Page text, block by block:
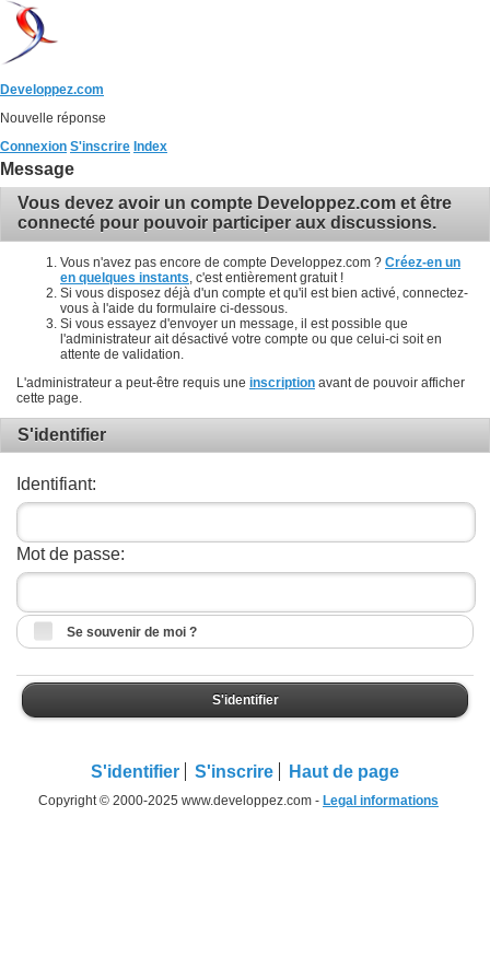
Developpez.com
Nouvelle réponse
Connexion S'inscrire Index
Message
Vous devez avoir un compte Developpez.com et être
connecté pour pouvoir participer aux discussions.
Vous n'avez pas encore de compte Developpez.com ? Créez-en un
en quelques instants , c'est entièrement gratuit !
Si vous disposez déjà d'un compte et qu'il est bien activé, connectez-
vous à l'aide du formulaire ci-dessous.
Si vous essayez d'envoyer un message, il est possible que
l'administrateur ait désactivé votre compte ou que celui-ci soit en
attente de validation.
L'administrateur a peut-être requis une inscription avant de pouvoir afficher
cette page.
S'identifier
Identifiant:
Mot de passe:
Se souvenir de moi ?
S'identifier
S'identifier S'inscrire Haut de page
Copyright © 2000-2025 www.developpez.com - Legal informations